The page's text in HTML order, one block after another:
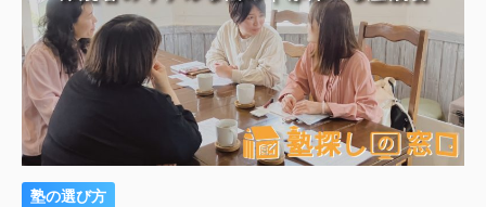
塾の選び方